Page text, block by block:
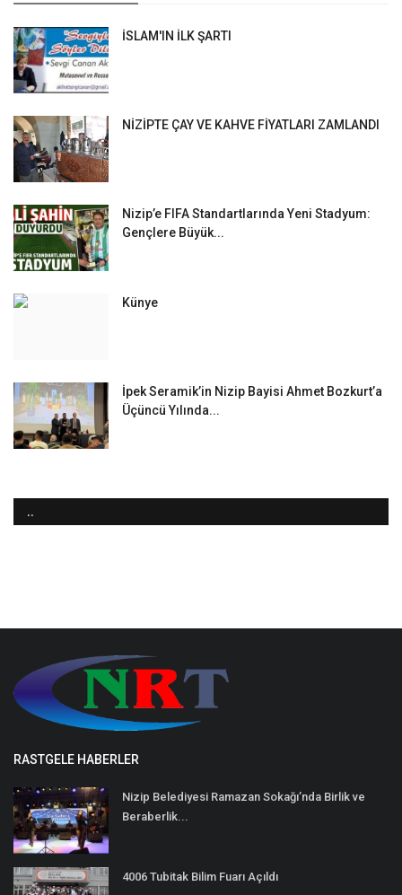
İSLAM'IN İLK ŞARTI
NİZİPTE ÇAY VE KAHVE FİYATLARI ZAMLANDI
Nizip’e FIFA Standartlarında Yeni Stadyum:
Gençlere Büyük...
Künye
İpek Seramik’in Nizip Bayisi Ahmet Bozkurt’a
Üçüncü Yılında...
..
RASTGELE HABERLER
Nizip Belediyesi Ramazan Sokağı’nda Birlik ve
Beraberlik...
4006 Tubitak Bilim Fuarı Açıldı